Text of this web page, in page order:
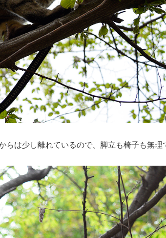
らは少し離れているので、脚立も椅子も無